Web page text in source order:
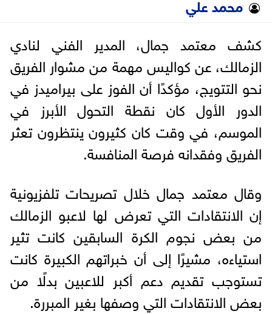
كشف معتمد جمال، المدير الفني لنادي
الزمالك، عن كواليس مهمة من مشوار الفريق
نحو التتويج، مؤكدًا أن الفوز على بيراميدز في
الدور الأول كان نقطة التحول الأبرز في
الموسم، في وقت كان كثيرون ينتظرون تعثر
الفريق وفقدانه فرصة المنافسة.
وقال معتمد جمال خلال تصريحات تلفزيونية
إن الانتقادات التي تعرض لها لاعبو الزمالك
من بعض نجوم الكرة السابقين كانت تثير
استياءه، مشيرًا إلى أن خبراتهم الكبيرة كانت
تستوجب تقديم دعم أكبر للاعبين بدلًا من
بعض الانتقادات التي وصفها بغير المبررة.